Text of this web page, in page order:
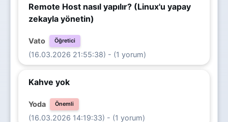
Remote Host nasıl yapılır? (Linux'u yapay
zekayla yönetin)
Vato Öğretici
(16.03.2026 21:55:38) - (1 yorum)
Kahve yok
Yoda Önemli
(16.03.2026 14:19:33) - (1 yorum)